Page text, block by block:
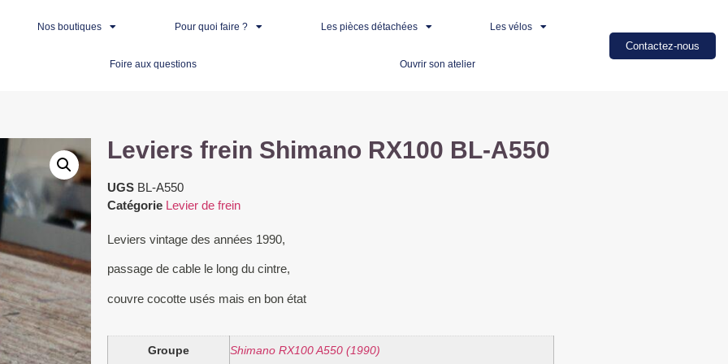
Nos boutiques Pour quoi faire ? Les pièces détachées Les vélos
Foire aux questions Ouvrir son atelier
Contactez-nous
Leviers frein Shimano RX100 BL-A550
UGS BL-A550
Catégorie Levier de frein
Leviers vintage des années 1990,
passage de cable le long du cintre,
couvre cocotte usés mais en bon état
Groupe Shimano RX100 A550 (1990)